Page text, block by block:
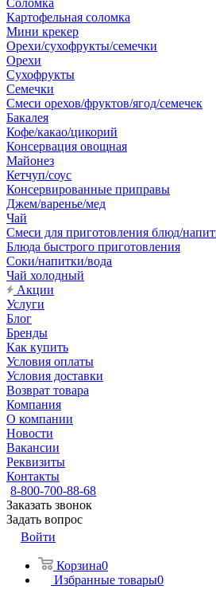
Соломка
Картофельная соломка
Мини крекер
Орехи/сухофрукты/семечки
Орехи
Сухофрукты
Семечки
Смеси орехов/фруктов/ягод/семечек
Бакалея
Кофе/какао/цикорий
Консервация овощная
Майонез
Кетчуп/соус
Консервированные приправы
Джем/варенье/мед
Чай
Смеси для приготовления блюд/
Блюда быстрого приготовления
Соки/напитки/вода
Чай холодный
Акции
Услуги
Блог
Бренды
Как купить
Условия оплаты
Условия доставки
Возврат товара
Компания
О компании
Новости
Вакансии
Реквизиты
Контакты
8-800-700-88-68
Заказать звонок
Задать вопрос
Войти
Корзина0
Избранные товары0